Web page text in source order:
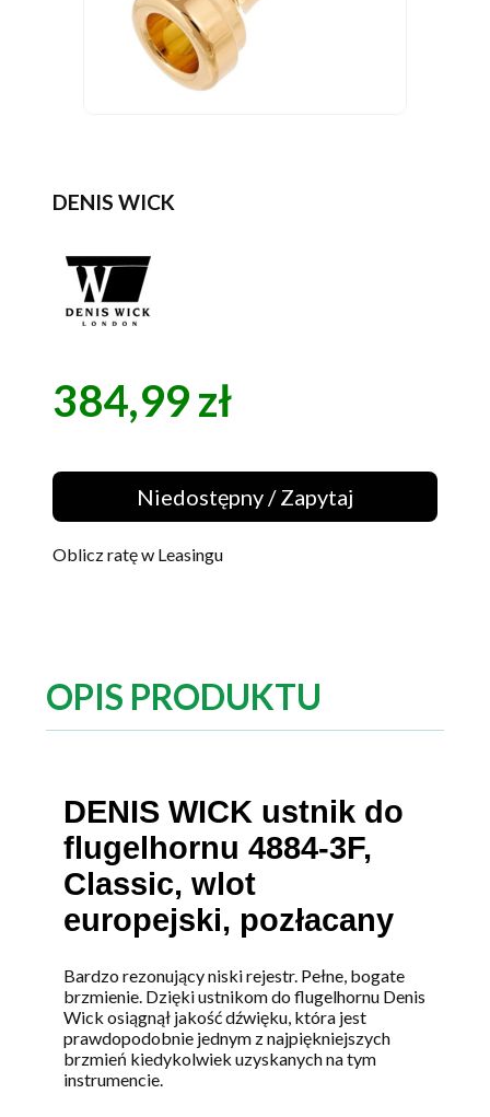
DENIS WICK
Cena
384,99 zł
Niedostępny / Zapytaj
Oblicz ratę w Leasingu
OPIS PRODUKTU
DENIS WICK ustnik do
flugelhornu 4884-3F,
Classic, wlot
europejski, pozłacany
Bardzo rezonujący niski rejestr. Pełne, bogate
brzmienie. Dzięki ustnikom do flugelhornu Denis
Wick osiągnął jakość dźwięku, która jest
prawdopodobnie jednym z najpiękniejszych
brzmień kiedykolwiek uzyskanych na tym
instrumencie.